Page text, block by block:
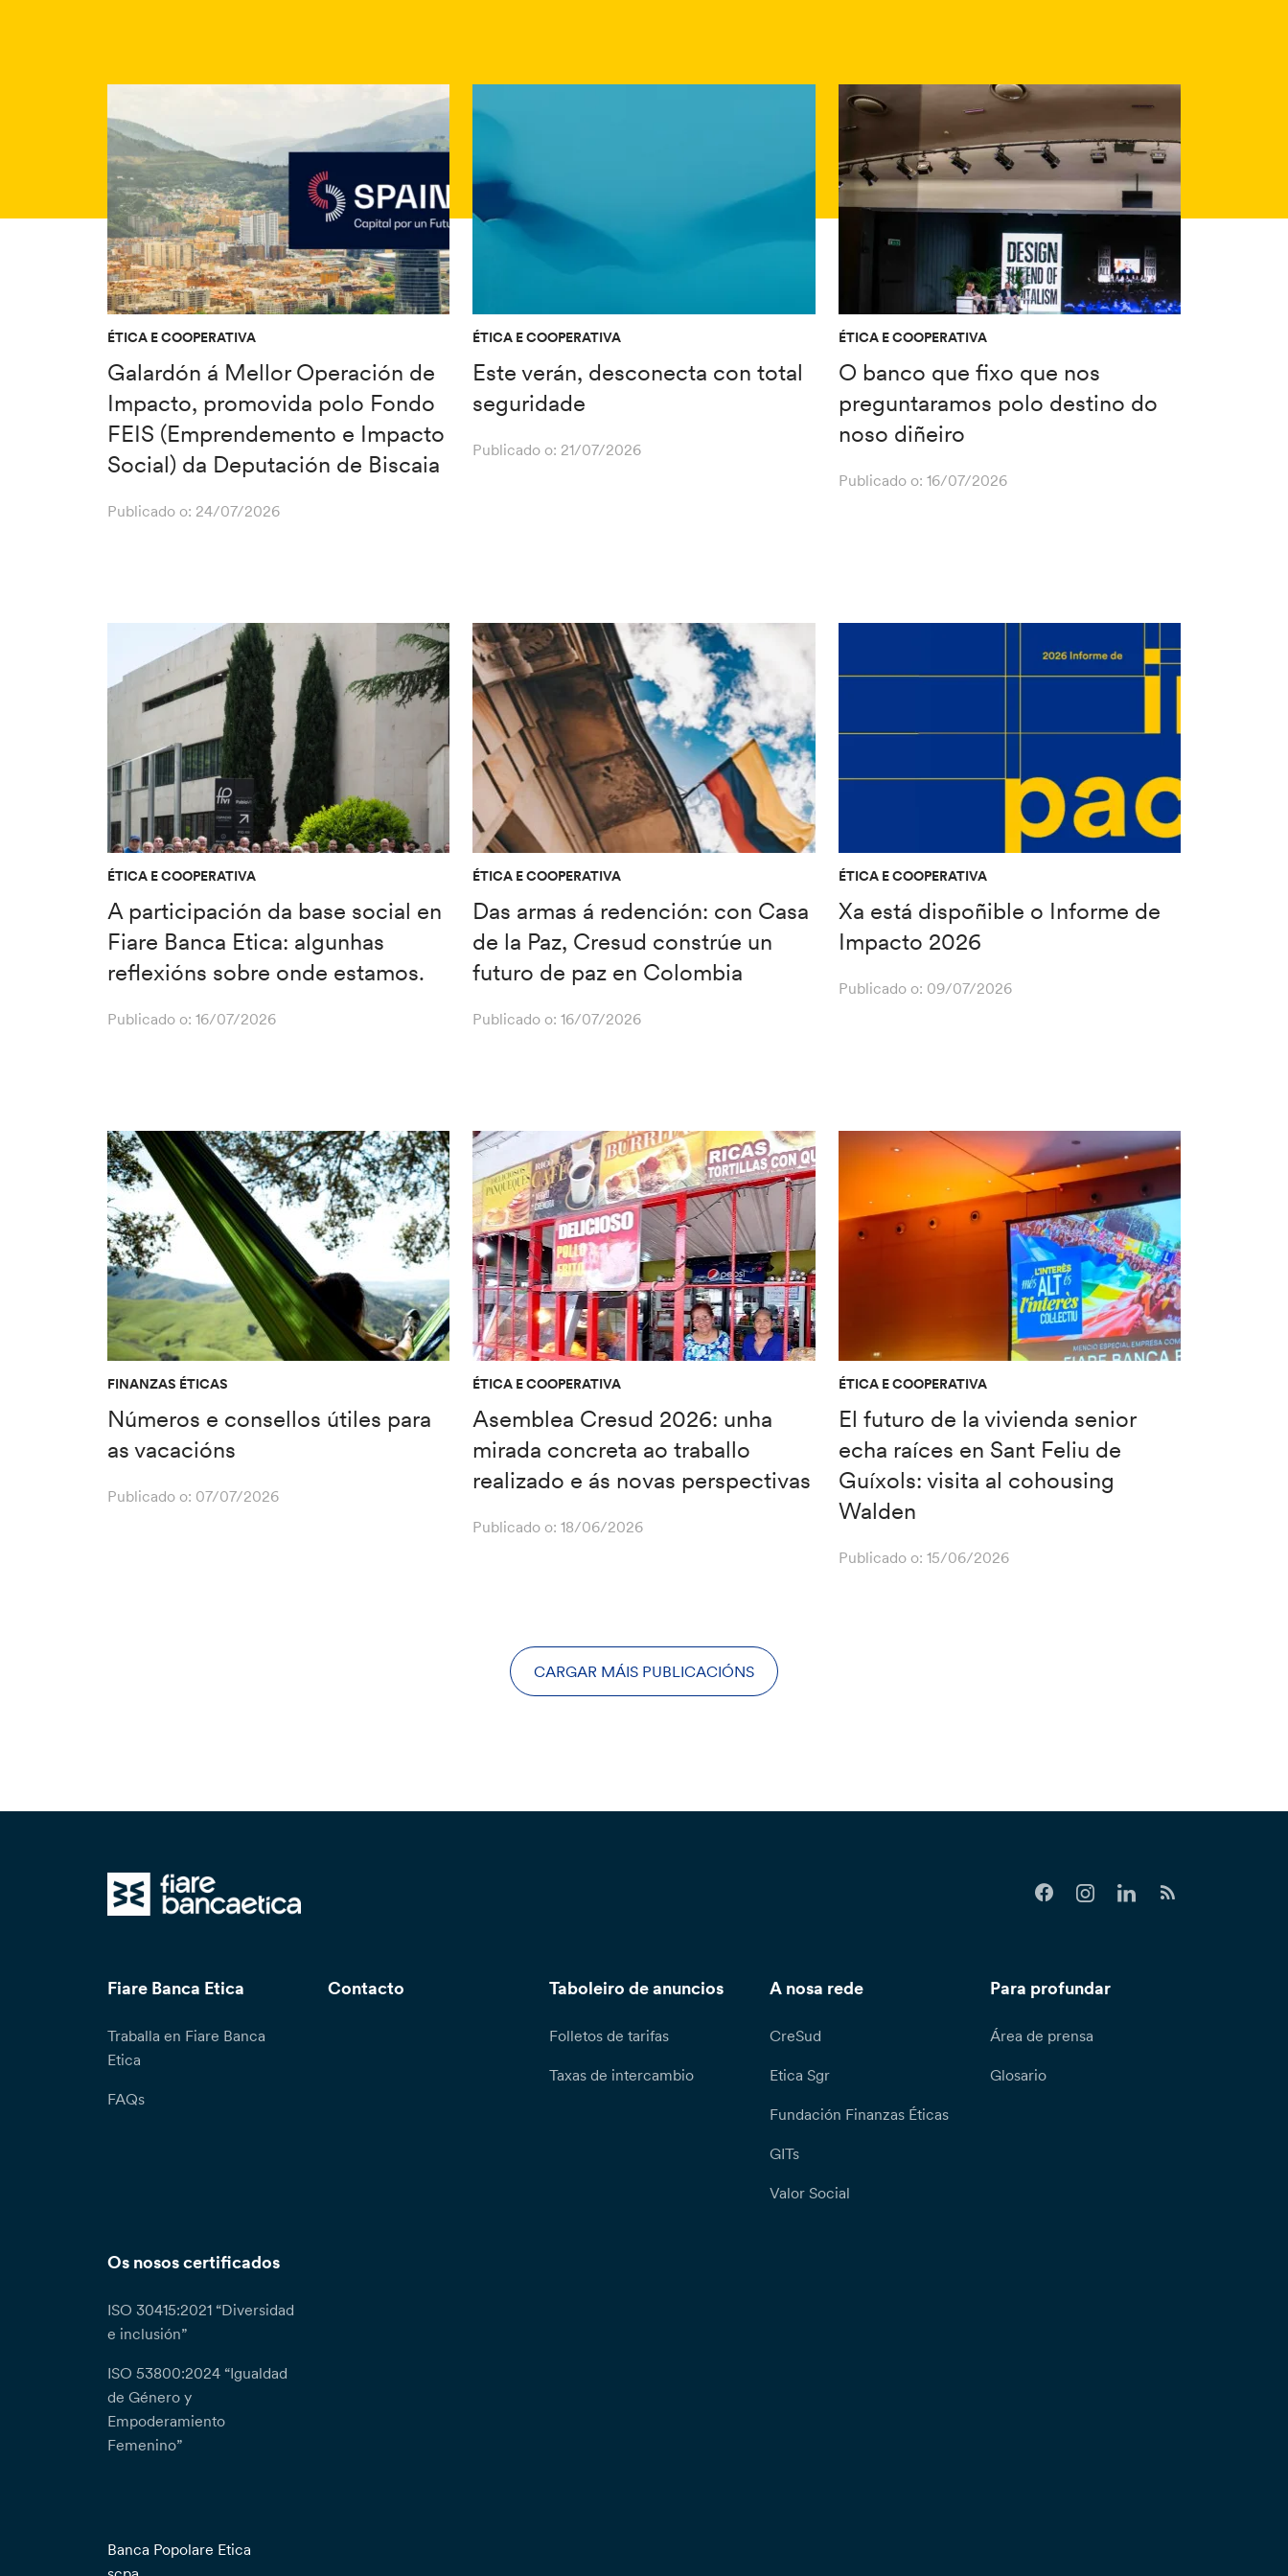
ÉTICA E COOPERATIVA
Galardón á Mellor Operación de
Impacto, promovida polo Fondo
FEIS (Emprendemento e Impacto
Social) da Deputación de Biscaia
Publicado o: 24/07/2026
ÉTICA E COOPERATIVA
Este verán, desconecta con total
seguridade
Publicado o: 21/07/2026
ÉTICA E COOPERATIVA
O banco que fixo que nos
preguntaramos polo destino do
noso diñeiro
Publicado o: 16/07/2026
ÉTICA E COOPERATIVA
A participación da base social en
Fiare Banca Etica: algunhas
reflexións sobre onde estamos.
Publicado o:16/07/2026
ÉTICA E COOPERATIVA
Das armas á redención: con Casa
de la Paz, Cresud constrúe un
futuro de paz en Colombia
Publicado o:16/07/2026
ÉTICA E COOPERATIVA
Xa está dispoñible o Informe de
Impacto 2026
Publicado o: 09/07/2026
FINANZAS ÉTICAS
Números e consellos útiles para
as vacacións
Publicado o: 07/07/2026
ÉTICA E COOPERATIVA
Asemblea Cresud 2026: unha
mirada concreta ao traballo
realizado e ás novas perspectivas
Publicado o:18/06/2026
ÉTICA E COOPERATIVA
El futuro de la vivienda senior
echa raíces en Sant Feliu de
Guíxols: visita al cohousing
Walden
Publicado o: 15/06/2026
CARGAR MÁIS PUBLICACIÓNS
Fiare Banca Etica
Traballa en Fiare Banca
Etica
FAQs
Contacto Taboleiro de anuncios
Folletos de tarifas
Taxas de intercambio
A nosa rede
CreSud
Etica Sgr
Fundación Finanzas Éticas
GITs
Valor Social
Para profundar
Área de prensa
Glosario
Os nosos certificados
ISO 30415:2021 “Diversidad
e inclusión”
ISO 53800:2024 “Igualdad
de Género y
Empoderamiento
Femenino”
Banca Popolare Etica